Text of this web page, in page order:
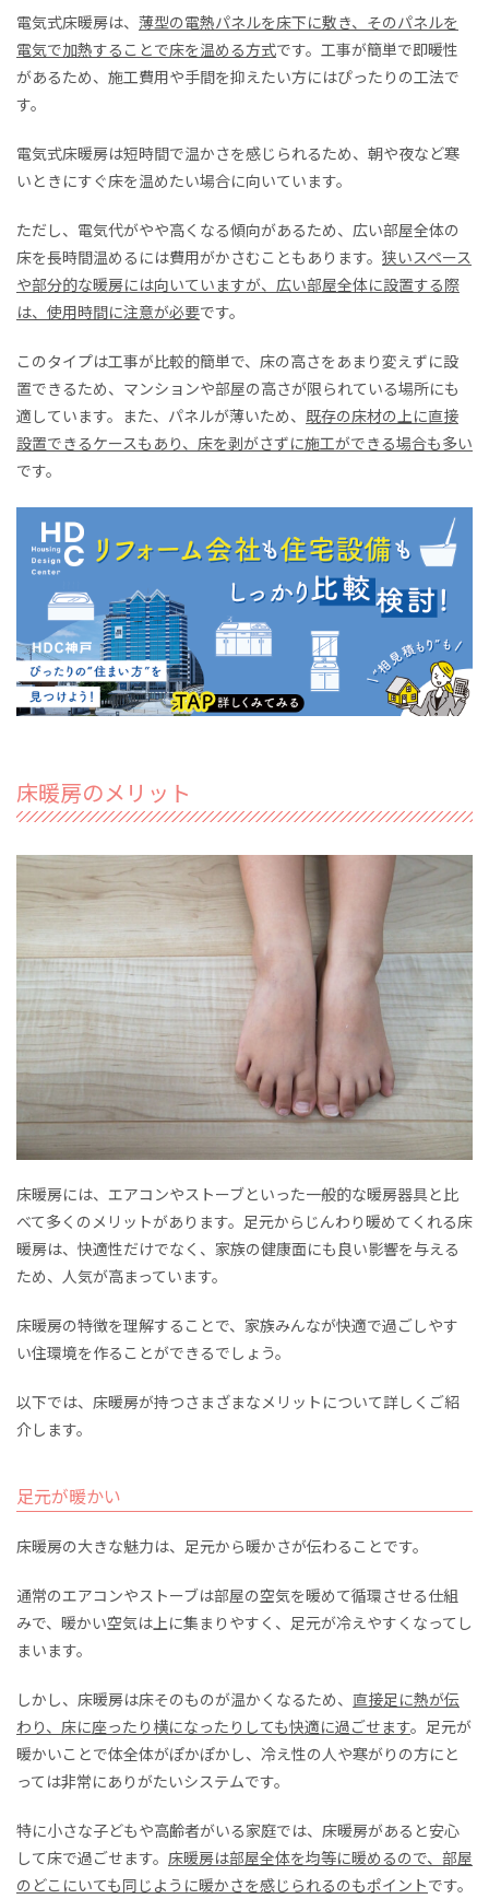
電気式床暖房は、 薄型の電熱パネルを床下に敷き、そのパネルを
電気で加熱することで床を温める方式です。工事が簡単で即暖性
があるため、施工費用や手間を抑えたい方にはぴったりの工法で
す。
電気式床暖房は短時間で温かさを感じられるため、朝や夜など寒
いときにすぐ床を温めたい場合に向いています。
ただし、電気代がやや高くなる傾向があるため、広い部屋全体の
床を長時間温めるには費用がかさむこともあります。 狭いスペース
や部分的な暖房には向いていますが、広い部屋全体に設置する際
は、使用時間に注意が必要です。
このタイプは工事が比較的簡単で、床の高さをあまり変えずに設
置できるため、マンションや部屋の高さが限られている場所にも
適しています。また、パネルが薄いため、 既存の床材の上に直接
設置できるケースもあり、床を剥がさずに施工ができる場合も多い
です。
床暖房のメリット
床暖房には、エアコンやストーブといった一般的な暖房器具と比
べて多くのメリットがあります。足元からじんわり暖めてくれる床
暖房は、快適性だけでなく、家族の健康面にも良い影響を与える
ため、人気が高まっています。
床暖房の特徴を理解することで、家族みんなが快適で過ごしやす
い住環境を作ることができるでしょう。
以下では、床暖房が持つさまざまなメリットについて詳しくご紹
介します。
足元が暖かい
床暖房の大きな魅力は、足元から暖かさが伝わることです。
通常のエアコンやストーブは部屋の空気を暖めて循環させる仕組
みで、暖かい空気は上に集まりやすく、足元が冷えやすくなってし
まいます。
しかし、床暖房は床そのものが温かくなるため、 直接足に熱が伝
わり、床に座ったり横になったりしても快適に過ごせます。足元が
暖かいことで体全体がぽかぽかし、冷え性の人や寒がりの方にと
っては非常にありがたいシステムです。
特に小さな子どもや高齢者がいる家庭では、床暖房があると安心
して床で過ごせます。 床暖房は部屋全体を均等に暖めるので、部屋
のどこにいても同じように暖かさを感じられるのもポイントです。